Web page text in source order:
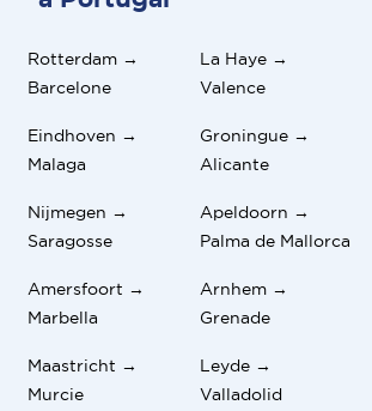
Rotterdam →
Barcelone
La Haye →
Valence
Eindhoven →
Malaga
Groningue →
Alicante
Nijmegen →
Saragosse
Apeldoorn →
Palma de Mallorca
Amersfoort →
Marbella
Arnhem →
Grenade
Maastricht →
Murcie
Leyde →
Valladolid